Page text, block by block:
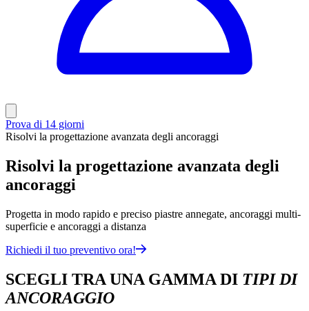
Prova di 14 giorni
Risolvi la progettazione avanzata degli ancoraggi
Risolvi la progettazione avanzata degli
ancoraggi
Progetta in modo rapido e preciso piastre annegate, ancoraggi multi-
superficie e ancoraggi a distanza
Richiedi il tuo preventivo ora!
SCEGLI TRA UNA GAMMA DI TIPI DI
ANCORAGGIO